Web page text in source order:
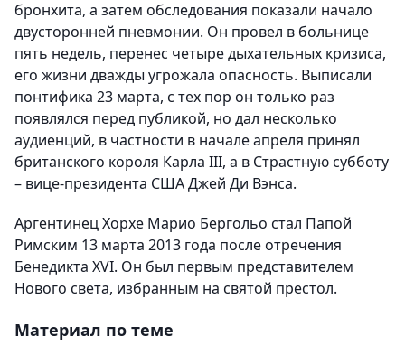
бронхита, а затем обследования показали начало
двусторонней пневмонии. Он провел в больнице
пять недель, перенес четыре дыхательных кризиса,
его жизни дважды угрожала опасность. Выписали
понтифика 23 марта, с тех пор он только раз
появлялся перед публикой, но дал несколько
аудиенций, в частности в начале апреля принял
британского короля Карла III, а в Страстную субботу
– вице-президента США Джей Ди Вэнса.
Аргентинец Хорхе Марио Бергольо стал Папой
Римским 13 марта 2013 года после отречения
Бенедикта XVI. Он был первым представителем
Нового света, избранным на святой престол.
Материал по теме